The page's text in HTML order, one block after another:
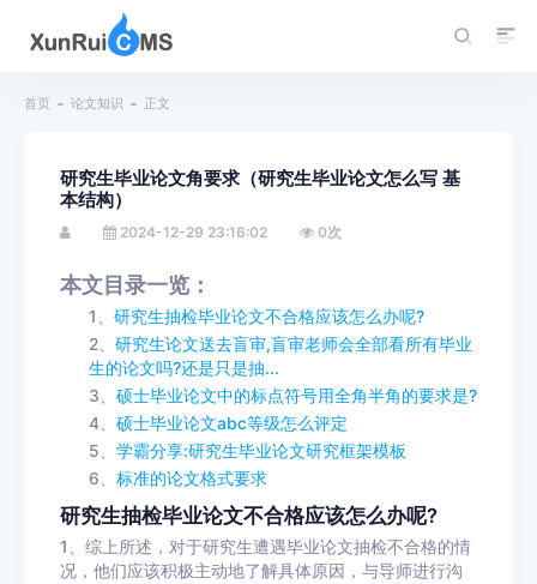
首页 论文知识 正文
研究生毕业论文角要求（研究生毕业论文怎么写 基
本结构）
2024-12-29 23:16:02 0次
本文目录一览：
1、 研究生抽检毕业论文不合格应该怎么办呢?
2、 研究生论文送去盲审,盲审老师会全部看所有毕业
生的论文吗?还是只是抽...
3、 硕士毕业论文中的标点符号用全角半角的要求是?
4、 硕士毕业论文abc等级怎么评定
5、 学霸分享:研究生毕业论文研究框架模板
6、 标准的论文格式要求
研究生抽检毕业论文不合格应该怎么办呢?
1、综上所述，对于研究生遭遇毕业论文抽检不合格的情
况，他们应该积极主动地了解具体原因，与导师进行沟